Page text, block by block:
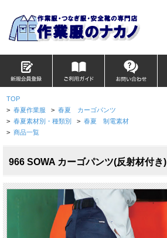
TOP
> 春夏作業服 > 春夏 カーゴパンツ
> 春夏素材別・種類別 > 春夏 制電素材
> 商品一覧
966 SOWA カーゴパンツ(反射材付き)